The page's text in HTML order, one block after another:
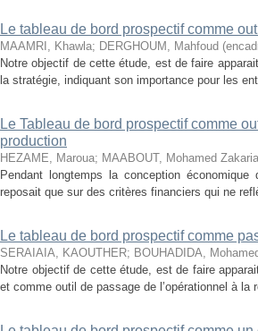
Le tableau de bord prospectif comme
MAAMRI, Khawla; DERGHOUM, Mahfoud
Notre objectif de cette étude, est de faire
la stratégie, indiquant son importance pour les
Le Tableau de bord prospectif comme
production
HEZAME, Maroua; MAABOUT, Mohamed
Pendant longtemps la conception
reposait que sur des critères financiers qui ne
Le tableau de bord prospectif comme
SERAIAIA, KAOUTHER; BOUHADIDA,
Notre objectif de cette étude, est de faire
et comme outil de passage de l’opérationnel à